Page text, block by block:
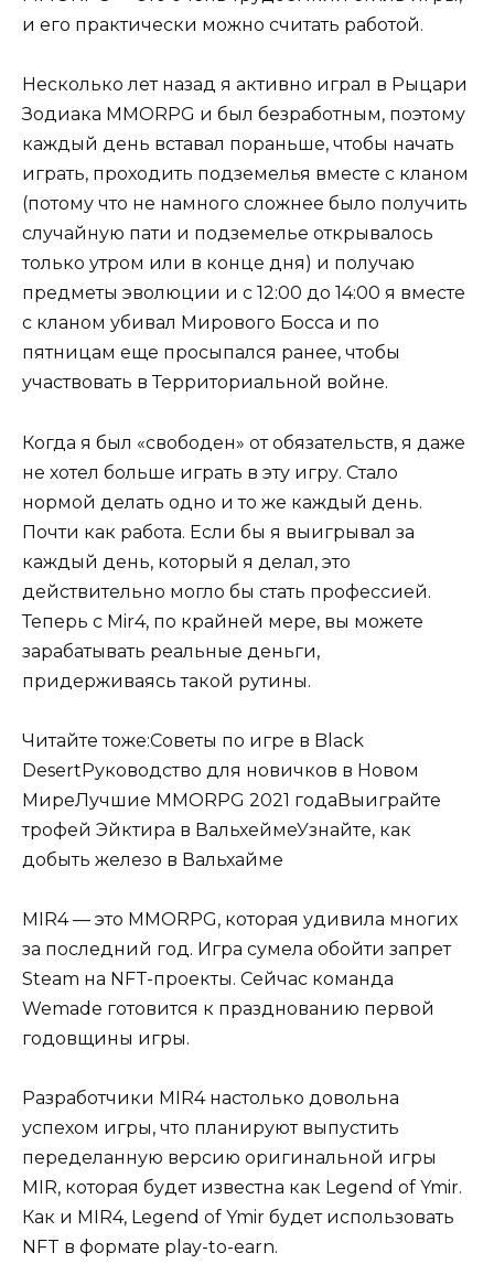
и его практически можно считать работой.
Несколько лет назад я активно играл в Рыцари
Зодиака MMORPG и был безработным, поэтому
каждый день вставал пораньше, чтобы начать
играть, проходить подземелья вместе с кланом
(потому что не намного сложнее было получить
случайную пати и подземелье открывалось
только утром или в конце дня) и получаю
предметы эволюции и с 12:00 до 14:00 я вместе
с кланом убивал Мирового Босса и по
пятницам еще просыпался ранее, чтобы
участвовать в Территориальной войне.
Когда я был «свободен» от обязательств, я даже
не хотел больше играть в эту игру. Стало
нормой делать одно и то же каждый день.
Почти как работа. Если бы я выигрывал за
каждый день, который я делал, это
действительно могло бы стать профессией.
Теперь с Mir4, по крайней мере, вы можете
зарабатывать реальные деньги,
придерживаясь такой рутины.
Читайте тоже:Советы по игре в Black
DesertРуководство для новичков в Новом
МиреЛучшие MMORPG 2021 годаВыиграйте
трофей Эйктира в ВальхеймеУзнайте, как
добыть железо в Вальхайме
MIR4 — это MMORPG, которая удивила многих
за последний год. Игра сумела обойти запрет
Steam на NFT-проекты. Сейчас команда
Wemade готовится к празднованию первой
годовщины игры.
Разработчики MIR4 настолько довольна
успехом игры, что планируют выпустить
переделанную версию оригинальной игры
MIR, которая будет известна как Legend of Ymir.
Как и MIR4, Legend of Ymir будет использовать
NFT в формате play-to-earn.